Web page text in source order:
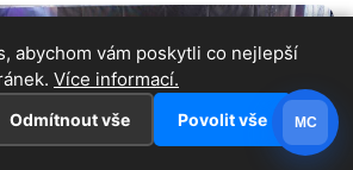
abychom vám poskytli co nejlepší
Více informací.
Odmítnout vše Povolit vše MC